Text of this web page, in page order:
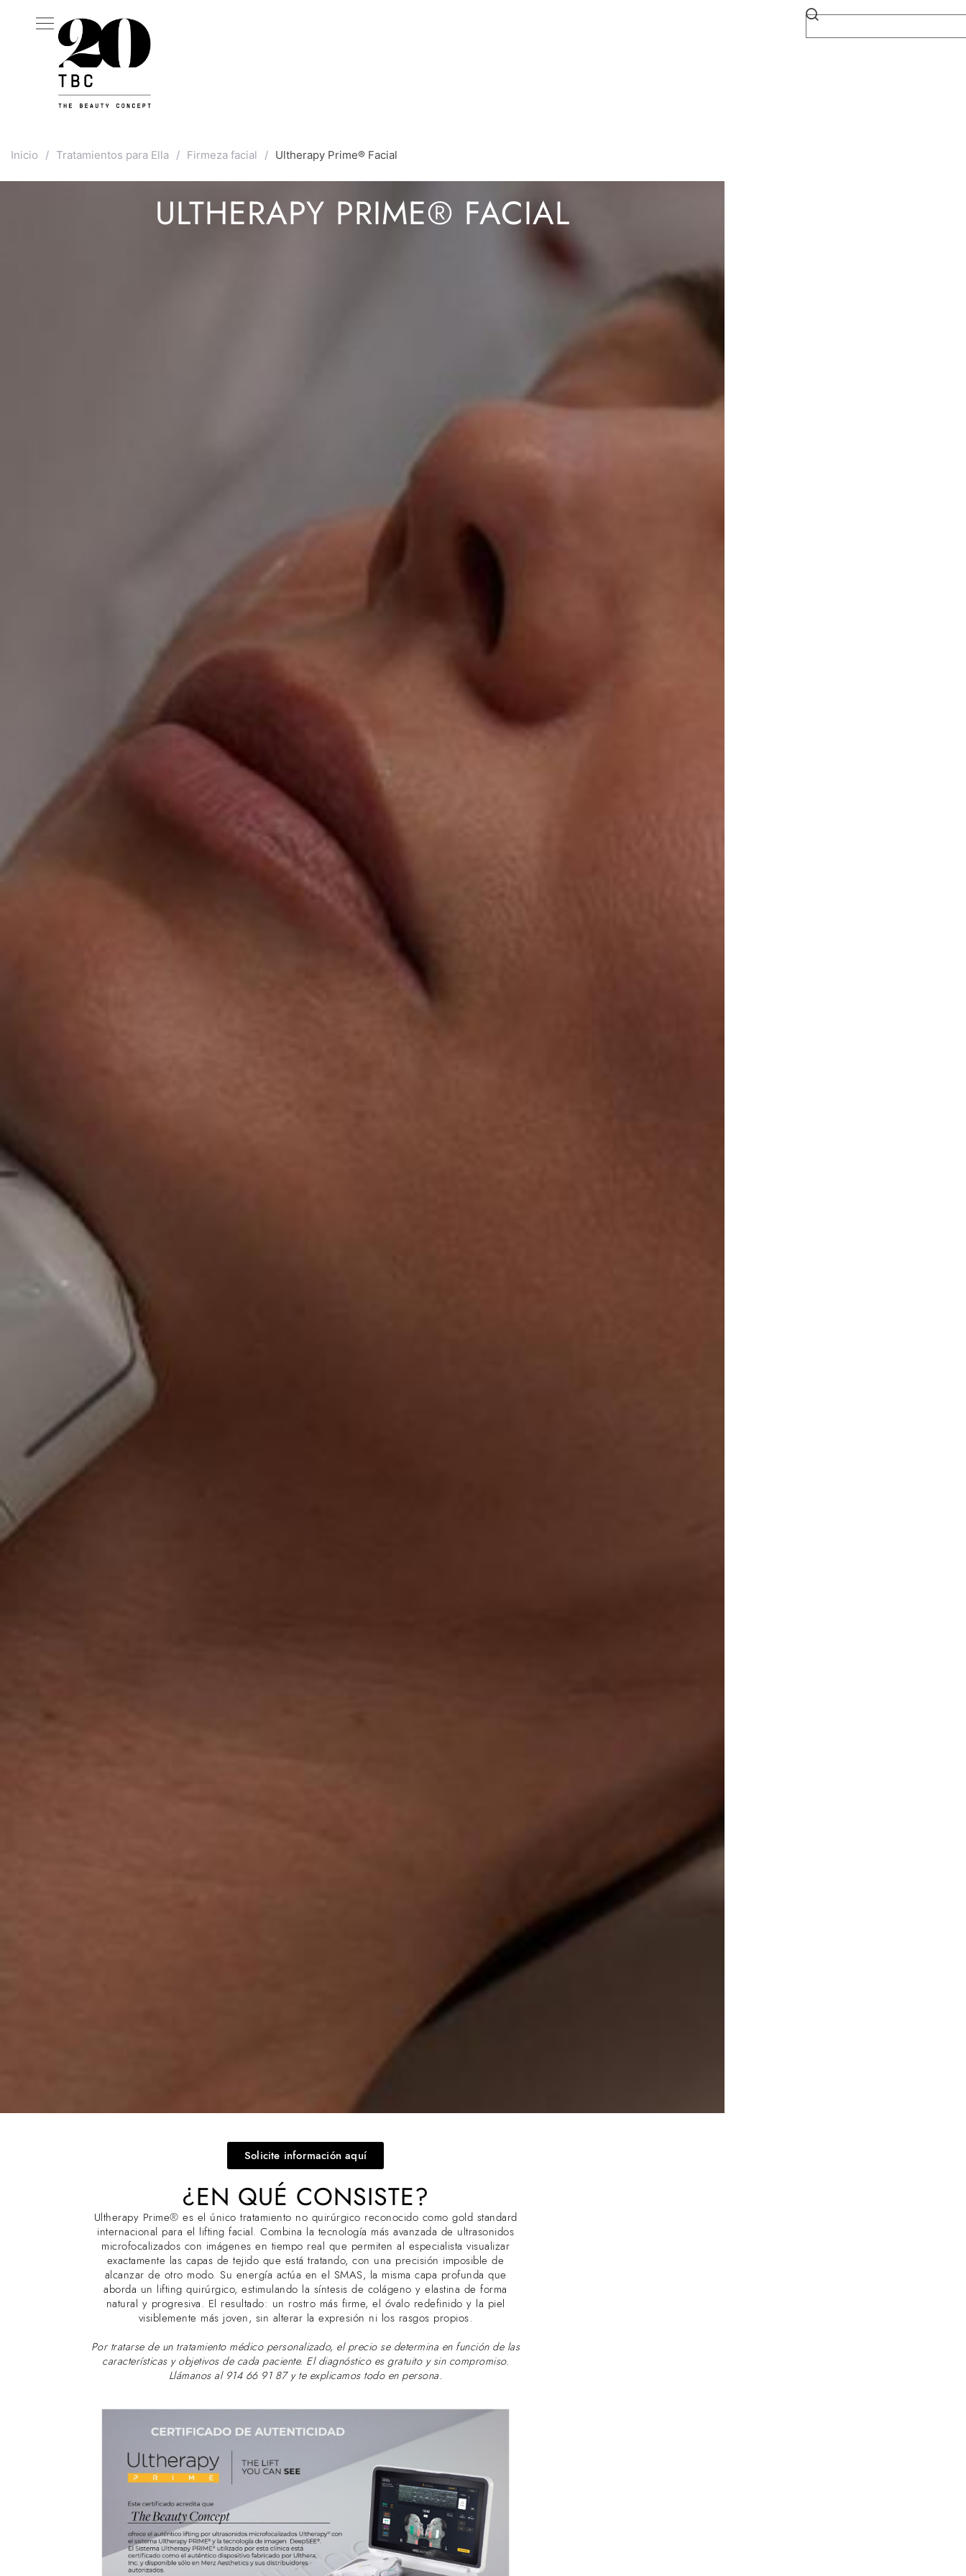
Inicio / Tratamientos para Ella / Firmeza facial / Ultherapy Prime® Facial
ULTHERAPY PRIME® FACIAL
Solicite información aquí
¿EN QUÉ CONSISTE?
Ultherapy Prime® es el único tratamiento no quirúrgico reconocido como gold standard
internacional para el lifting facial. Combina la tecnología más avanzada de ultrasonidos
microfocalizados con imágenes en tiempo real que permiten al especialista visualizar
exactamente las capas de tejido que está tratando, con una precisión imposible de
alcanzar de otro modo. Su energía actúa en el SMAS, la misma capa profunda que
aborda un lifting quirúrgico, estimulando la síntesis de colágeno y elastina de forma
natural y progresiva. El resultado: un rostro más firme, el óvalo redefinido y la piel
visiblemente más joven, sin alterar la expresión ni los rasgos propios.
Por tratarse de un tratamiento médico personalizado, el precio se determina en función de las
características y objetivos de cada paciente. El diagnóstico es gratuito y sin compromiso.
Llámanos al 914 66 91 87 y te explicamos todo en persona.